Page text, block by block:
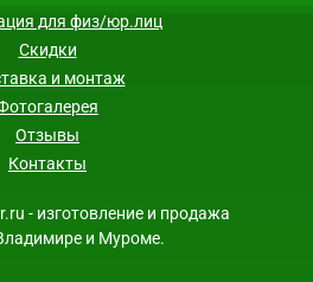
для физ/юр.лиц
Скидки
и монтаж
Отзывы
Контакты
- изготовление и продажа
и Муроме.